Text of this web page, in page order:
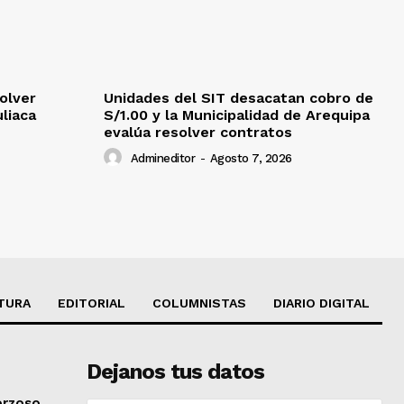
Unidades del SIT desacatan cobro de
S/1.00 y la Municipalidad de Arequipa
evalúa resolver contratos
Admineditor - Agosto 7, 2026
EDITORIAL COLUMNISTAS DIARIO DIGITAL
Dejanos tus datos